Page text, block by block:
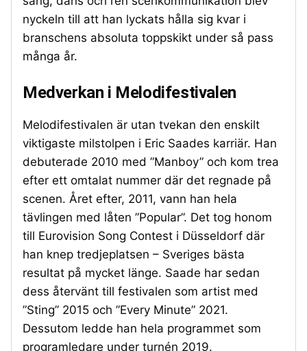
nyckeln till att han lyckats hålla sig kvar i
branschens absoluta toppskikt under så pass
många år.
Medverkan i Melodifestivalen
Melodifestivalen är utan tvekan den enskilt
viktigaste milstolpen i Eric Saades karriär. Han
debuterade 2010 med ”Manboy” och kom trea
efter ett omtalat nummer där det regnade på
scenen. Året efter, 2011, vann han hela
tävlingen med låten ”Popular”. Det tog honom
till Eurovision Song Contest i Düsseldorf där
han knep tredjeplatsen – Sveriges bästa
resultat på mycket länge. Saade har sedan
dess återvänt till festivalen som artist med
”Sting” 2015 och ”Every Minute” 2021.
Dessutom ledde han hela programmet som
programledare under turnén 2019.